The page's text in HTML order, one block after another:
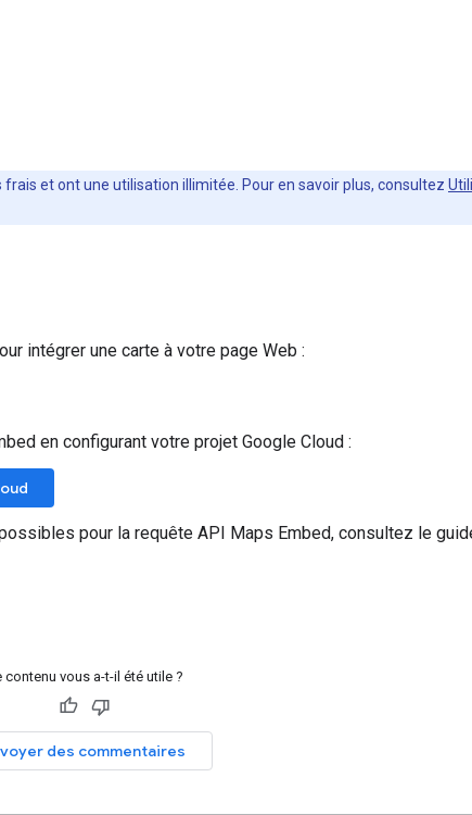
et ont une utilisation illimitée. Pour en savoir plus, consultez
intégrer une carte à votre page Web :
en configurant votre projet Google Cloud :
pour la requête API Maps Embed, consultez le
contenu vous a-t-il été utile ?
des commentaires